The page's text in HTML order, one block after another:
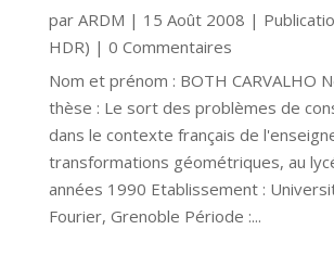
par ARDM | 15 Août 2008 |
HDR) | 0 Commentaires
Nom et prénom : BOTH CARVALHO
thèse : Le sort des problèmes de
dans le contexte français de
transformations géométriques, au
années 1990 Etablissement :
Fourier, Grenoble Période :...